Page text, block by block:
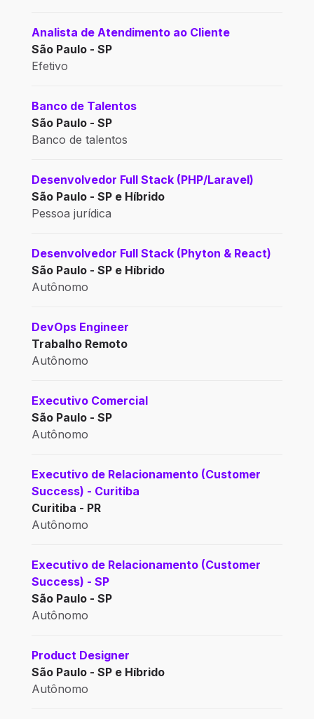
Analista de Atendimento ao Cliente
São Paulo - SP
Efetivo
Banco de Talentos
São Paulo - SP
Banco de talentos
Desenvolvedor Full Stack (PHP/Laravel)
São Paulo - SP e Híbrido
Pessoa jurídica
Desenvolvedor Full Stack (Phyton & React)
São Paulo - SP e Híbrido
Autônomo
DevOps Engineer
Trabalho Remoto
Autônomo
Executivo Comercial
São Paulo - SP
Autônomo
Executivo de Relacionamento (Customer
Success) - Curitiba
Curitiba - PR
Autônomo
Executivo de Relacionamento (Customer
Success) - SP
São Paulo - SP
Autônomo
Product Designer
São Paulo - SP e Híbrido
Autônomo